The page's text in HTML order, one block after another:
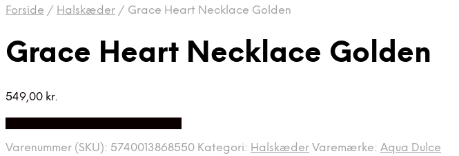
Forside / Halskæder / Grace Heart Necklace Golden
Grace Heart Necklace Golden
549,00 kr.
Varenummer (SKU): 5740013868550 Kategori: Halskæder Varemærke: Aqua Dulce